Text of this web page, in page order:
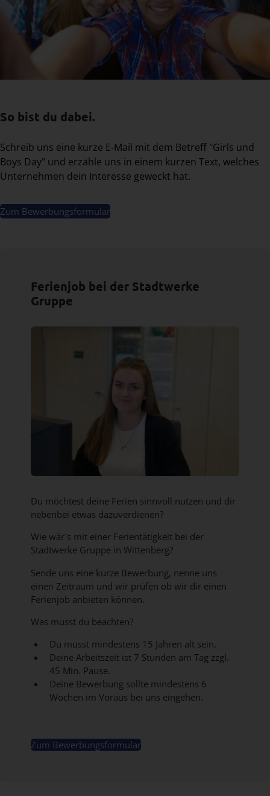
So bist du dabei.
Schreib uns eine kurze E-Mail mit dem Betreff "Girls und
Boys Day" und erzähle uns in einem kurzen Text, welches
Unternehmen dein Interesse geweckt hat.
Zum Bewerbungsformular
Ferienjob bei der Stadtwerke
Gruppe
Du möchtest deine Ferien sinnvoll nutzen und dir
nebenbei etwas dazuverdienen?
Wie wär´s mit einer Ferientätigkeit bei der
Stadtwerke Gruppe in Wittenberg?
Sende uns eine kurze Bewerbung, nenne uns
einen Zeitraum und wir prüfen ob wir dir einen
Ferienjob anbieten können.
Was musst du beachten?
Du musst mindestens 15 Jahren alt sein.
Deine Arbeitszeit ist 7 Stunden am Tag zzgl.
45 Min. Pause.
Deine Bewerbung sollte mindestens 6
Wochen im Voraus bei uns eingehen.
Zum Bewerbungsformular